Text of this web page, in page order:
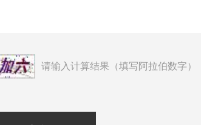
请输入计算结果（填写阿拉伯数字）